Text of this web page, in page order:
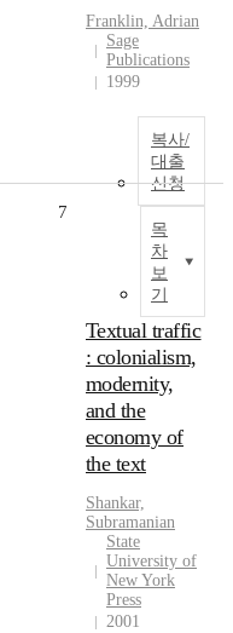
Franklin, Adrian
Sage
Publications
1999
복사/
대출
신청
목
차
보
기
7
Textual traffic
: colonialism,
modernity,
and the
economy of
the text
Shankar,
Subramanian
State
University of
New York
Press
2001